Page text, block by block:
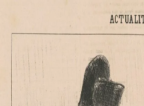
Artwork
Actor Posing in